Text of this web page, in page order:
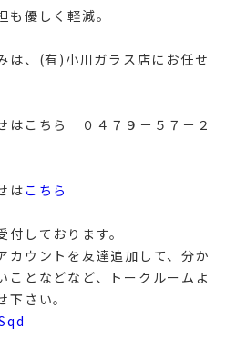
優しく軽減。
は、(有)小川ガラス店にお任せ
はこちら ０４７９－５７－２
は こちら
しております。
カウントを友達追加して、分か
ことなどなど、トークルームよ
下さい。